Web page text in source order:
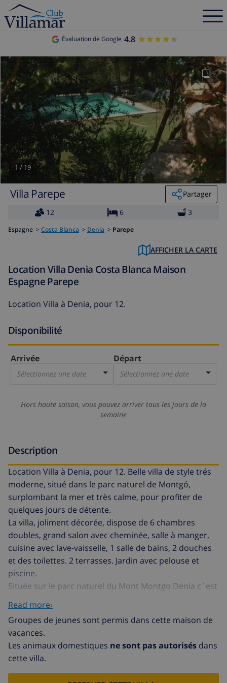
Évaluation de Google 4.8 ★★★★★
★★★★★
1 / 19
Villa Parepe
Partager
12
6 3
Espagne > Costa Blanca > Denia > Parepe
AFFICHER LA CARTE
Location Villa Denia Costa Blanca Maison
Espagne Parepe
Location Villa à Denia, pour 12.
Disponibilité
Arrivée
Sélectionnez une date
Départ
Sélectionnez une date
Hors haute saison, vous pouvez arriver tous les jours de la
semaine
Description
Location Villa à Denia, pour 12. Belle villa de style trés
moderne, situé dans le parc naturel de Montgó,
surplombant la mer et très calme, pour profiter de
quelques jours de détente.
La villa, joliment décorée, dispose de 6 chambres
doubles, grand salon avec cheminée, salle à manger,
cuisine avec lave-vaisselle, 1 salle de bains, 2 douches
et des toilettes. 2 terrasses. Jardin avec pelouse et
piscine.
Située sur le parc naturel du Mont Montgo Denia c´est
le point de départ ideal pour la randonnée pédestre et
profiter de vues magnifiques sur la côte. Dénia offre
bien sûre la possibilité d´aller à la plage, d´aller au
restaurant pour déguster la délicieuse cuisine
méditerranéene de cette région, ses tapas, ses paellas,
de sortir la nuit et de découvir et participer aux
nombreuses fêtes locales. Dénia vous offre des
Read more›
Groupes de jeunes sont permis dans cette maison de
vacances.
Les animaux domestiques ne sont pas autorisés dans
cette villa.